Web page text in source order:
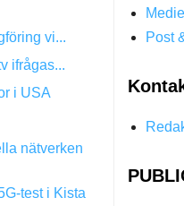
vi...
ifrågas...
i USA
nätverken
test i Kista
Post